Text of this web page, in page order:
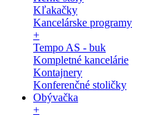
Kľakačky
Kancelárske programy
+
Tempo AS - buk
Kompletné kancelárie
Kontajnery
Konferenčné stoličky
Obývačka
+